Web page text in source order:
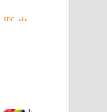
RDC udps